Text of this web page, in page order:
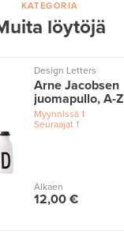
KATEGORIA
löytöjä
Design Letters
Arne Jacobsen
juomapullo, A-Z
Myynnissä1
Seuraajat1
Alkaen
12,00 €